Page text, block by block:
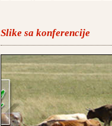
Slike sa konferencije